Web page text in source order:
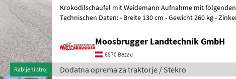
Rabljeni stroj
Krokodilschaufel mit Weidemann Aufnahme mit folgenden
Technischen Daten: - Breite 130 cm - Gewicht 260 kg - Zinkenanzahl
Moosbrugger Landtechnik GmbH
6870 Bezau
Dodatna oprema za traktorje / Stekro